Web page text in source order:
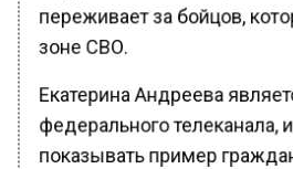
переживает за бойцов,
зоне СВО.
Екатерина Андреева
федерального телеканала,
показывать пример